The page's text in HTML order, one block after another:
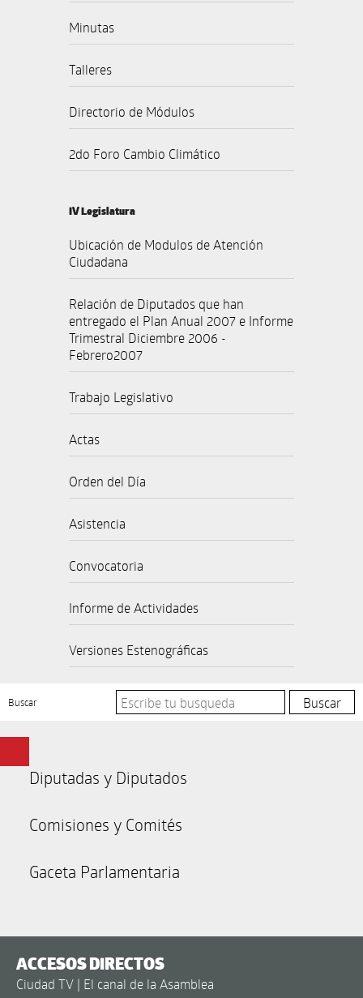
Minutas
Talleres
Directorio de Módulos
2do Foro Cambio Climático
IV Legislatura
Ubicación de Modulos de Atención
Ciudadana
Relación de Diputados que han
entregado el Plan Anual 2007 e Informe
Trimestral Diciembre 2006 -
Febrero2007
Trabajo Legislativo
Actas
Orden del Día
Asistencia
Convocatoria
Informe de Actividades
Versiones Estenográficas
Buscar
Diputadas y Diputados
Comisiones y Comités
Gaceta Parlamentaria
ACCESOS DIRECTOS
Ciudad TV | El canal de la Asamblea